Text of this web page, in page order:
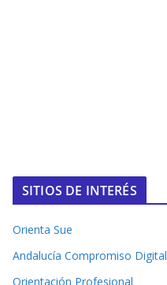
SITIOS DE INTERÉS
Orienta Sue
Andalucía Compromiso Digital
Orientación Profesional